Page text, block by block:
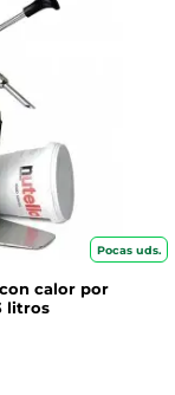
Pocas uds.
calor por
litros